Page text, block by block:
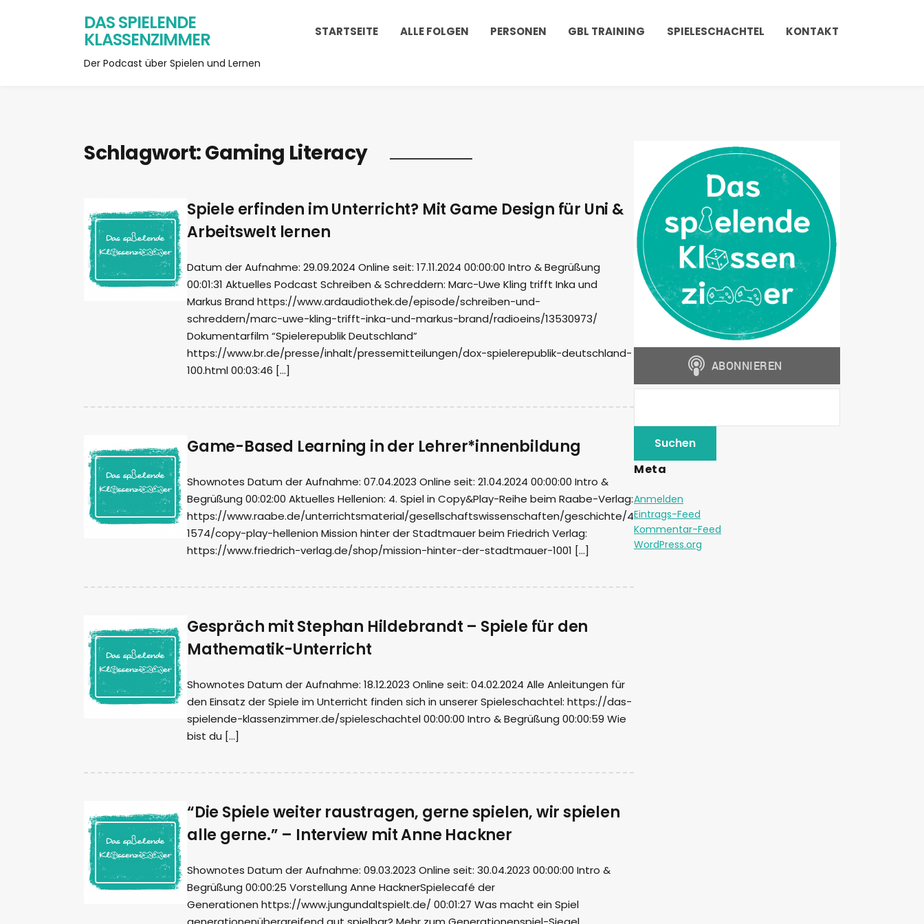
DAS SPIELENDE
KLASSENZIMMER
Der Podcast über Spielen und Lernen
STARTSEITE ALLE FOLGEN PERSONEN GBL TRAINING SPIELESCHACHTEL KONTAKT
Schlagwort:Gaming Literacy
Spiele erfinden im Unterricht? Mit Game Design für Uni &
Arbeitswelt lernen
Datum der Aufnahme: 29.09.2024 Online seit: 17.11.2024 00:00:00 Intro & Begrüßung
00:01:31 Aktuelles Podcast Schreiben & Schreddern: Marc-Uwe Kling trifft Inka und
Markus Brand https://www.ardaudiothek.de/episode/schreiben-und-
schreddern/marc-uwe-kling-trifft-inka-und-markus-brand/radioeins/13530973/
Dokumentarfilm “Spielerepublik Deutschland”
https://www.br.de/presse/inhalt/pressemitteilungen/dox-spielerepublik-deutschland-
100.html 00:03:46 […]
Game-Based Learning in der Lehrer*innenbildung
Shownotes Datum der Aufnahme: 07.04.2023 Online seit: 21.04.2024 00:00:00 Intro &
Begrüßung 00:02:00 Aktuelles Hellenion: 4. Spiel in Copy&Play-Reihe beim Raabe-Verlag:
https://www.raabe.de/unterrichtsmaterial/gesellschaftswissenschaften/geschichte/4
1574/copy-play-hellenion Mission hinter der Stadtmauer beim Friedrich Verlag:
https://www.friedrich-verlag.de/shop/mission-hinter-der-stadtmauer-1001 […]
Gespräch mit Stephan Hildebrandt – Spiele für den
Mathematik-Unterricht
Shownotes Datum der Aufnahme: 18.12.2023 Online seit: 04.02.2024 Alle Anleitungen für
den Einsatz der Spiele im Unterricht finden sich in unserer Spieleschachtel: https://das-
spielende-klassenzimmer.de/spieleschachtel 00:00:00 Intro & Begrüßung 00:00:59 Wie
bist du […]
“Die Spiele weiter raustragen, gerne spielen, wir spielen
alle gerne.” – Interview mit Anne Hackner
Shownotes Datum der Aufnahme: 09.03.2023 Online seit: 30.04.2023 00:00:00 Intro &
Begrüßung 00:00:25 Vorstellung Anne HacknerSpielecafé der
Generationen https://www.jungundaltspielt.de/ 00:01:27 Was macht ein Spiel
Meta
Anmelden
Eintrags-Feed
Kommentar-Feed
WordPress.org